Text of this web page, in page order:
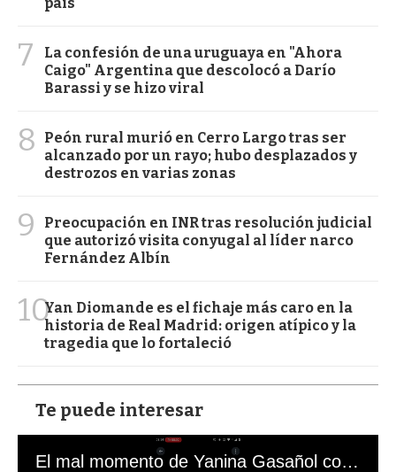
7
La confesión de una uruguaya en "Ahora
Caigo" Argentina que descolocó a Darío
Barassi y se hizo viral
8
Peón rural murió en Cerro Largo tras ser
alcanzado por un rayo; hubo desplazados y
destrozos en varias zonas
9
Preocupación en INR tras resolución judicial
que autorizó visita conyugal al líder narco
Fernández Albín
10Yan Diomande es el fichaje más caro en la
historia de Real Madrid: origen atípico y la
tragedia que lo fortaleció
Te puede interesar
El mal momento de Yanina Gasañol con un hincha argentino en "Subrayado"